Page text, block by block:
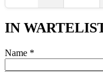
IN
Name *